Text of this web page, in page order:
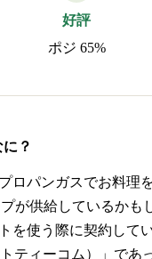
好評
ポジ 65%
？
ロパンガスでお料理
が供給しているかも
を使う際に契約して
トティーコム）」であ